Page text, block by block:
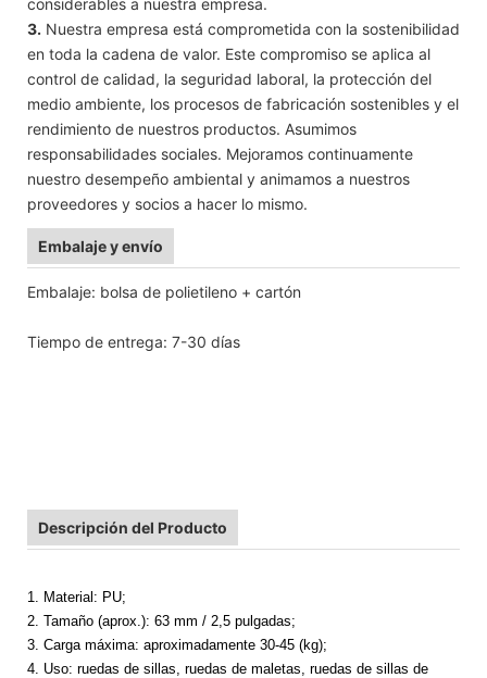
3. Nuestra empresa está comprometida con la sostenibilidad
en toda la cadena de valor. Este compromiso se aplica al
control de calidad, la seguridad laboral, la protección del
medio ambiente, los procesos de fabricación sostenibles y el
rendimiento de nuestros productos. Asumimos
responsabilidades sociales. Mejoramos continuamente
nuestro desempeño ambiental y animamos a nuestros
proveedores y socios a hacer lo mismo.
Embalaje y envío
Embalaje: bolsa de polietileno + cartón
Tiempo de entrega: 7-30 días
Descripción del Producto
1. Material: PU;
2. Tamaño (aprox.): 63 mm / 2,5 pulgadas;
3. Carga máxima: aproximadamente 30-45 (kg);
4. Uso: ruedas de sillas, ruedas de maletas, ruedas de sillas de